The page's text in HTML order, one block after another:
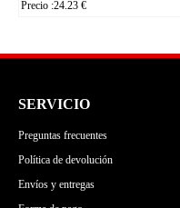
SERVICIO
Preguntas frecuentes
Política de devolución
Envíos y entregas